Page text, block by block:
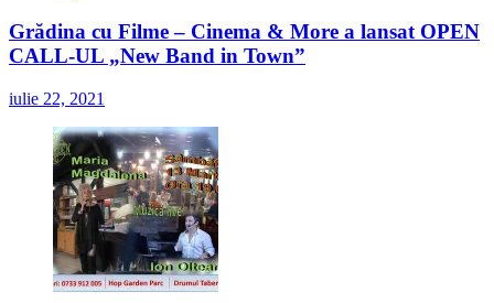
Grădina cu Filme – Cinema & More a lansat OPEN
CALL-UL „New Band in Town”
iulie 22, 2021